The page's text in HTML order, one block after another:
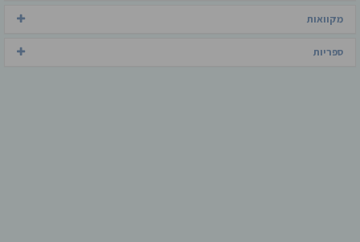
מקוואות
ספריות